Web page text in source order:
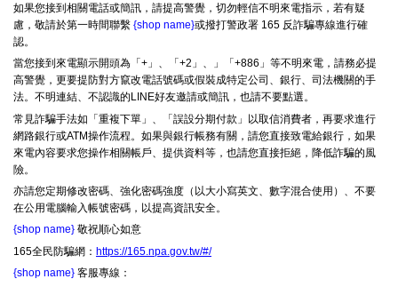
如果您接到相關電話或簡訊，請提高警覺，切勿輕信不明來電指示，若有疑
慮，敬請於第一時間聯繫 {shop name}或撥打警政署 165 反詐騙專線進行確
認。
當您接到來電顯示開頭為「+」、「+2」、」「+886」等不明來電，請務必提
高警覺，更要提防對方竄改電話號碼或假裝成特定公司、銀行、司法機關的手
法。不明連結、不認識的LINE好友邀請或簡訊，也請不要點選。
常見詐騙手法如「重複下單」、「誤設分期付款」以取信消費者，再要求進行
網路銀行或ATM操作流程。如果與銀行帳務有關，請您直接致電給銀行，如果
來電內容要求您操作相關帳戶、提供資料等，也請您直接拒絕，降低詐騙的風
險。
亦請您定期修改密碼、強化密碼強度（以大小寫英文、數字混合使用）、不要
在公用電腦輸入帳號密碼，以提高資訊安全。
{shop name} 敬祝順心如意
165全民防騙網： https://165.npa.gov.tw/#/
{shop name} 客服專線：